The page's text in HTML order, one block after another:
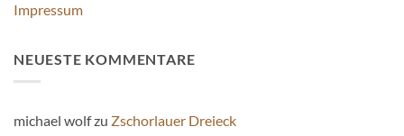
Impressum
NEUESTE KOMMENTARE
michael wolfzu Zschorlauer Dreieck